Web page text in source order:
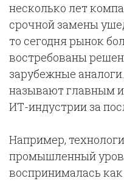
несколько лет
срочной замены
то сегодня рынок
востребованы
зарубежные
называют главным
ИТ-индустрии за
Например,
промышленный
воспринималась